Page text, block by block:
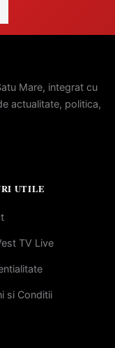
Mare, integrat cu
actualitate, politica,
UTILE
TV Live
si Conditii